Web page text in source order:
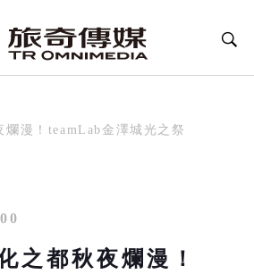
爛漫！teamLab金澤城光之祭
之都秋夜爛漫！